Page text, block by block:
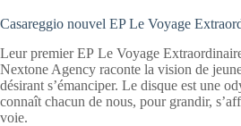
Casareggio nouvel EP Le Voyage
Leur premier EP Le Voyage
Nextone Agency raconte la vision de
désirant s’émanciper. Le disque est une
connaît chacun de nous, pour grandir,
voie.